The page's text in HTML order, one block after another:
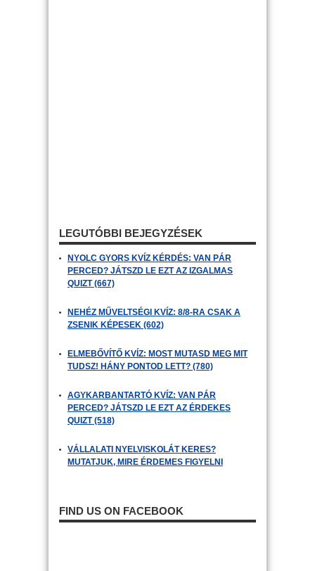
LEGUTÓBBI BEJEGYZÉSEK
NYOLC GYORS KVÍZ KÉRDÉS: VAN PÁR
PERCED? JÁTSZD LE EZT AZ IZGALMAS
QUIZT (667)
NEHÉZ MŰVELTSÉGI KVÍZ: 8/8-RA CSAK A
ZSENIK KÉPESEK (602)
ELMEBŐVÍTŐ KVÍZ: MOST MUTASD MEG MIT
TUDSZ! HÁNY PONTOD LETT? (780)
AGYKARBANTARTÓ KVÍZ: VAN PÁR
PERCED? JÁTSZD LE EZT AZ ÉRDEKES
QUIZT (518)
VÁLLALATI NYELVISKOLÁT KERES?
MUTATJUK, MIRE ÉRDEMES FIGYELNI
FIND US ON FACEBOOK